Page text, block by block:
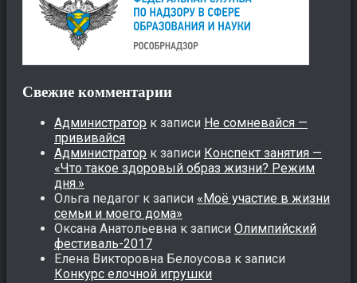
Свежие комментарии
Администратор к записи Не сомневайся —
прививайся
Администратор к записи Конспект занятия —
«Что такое здоровый образ жизни? Режим
дня.»
Ольга педагог к записи «Моё участие в жизни
семьи и моего дома»
Оксана Анатольевна к записи Олимпийский
фестиваль-2017
Елена Викторовна Белоусова к записи
Конкурс елочной игрушки